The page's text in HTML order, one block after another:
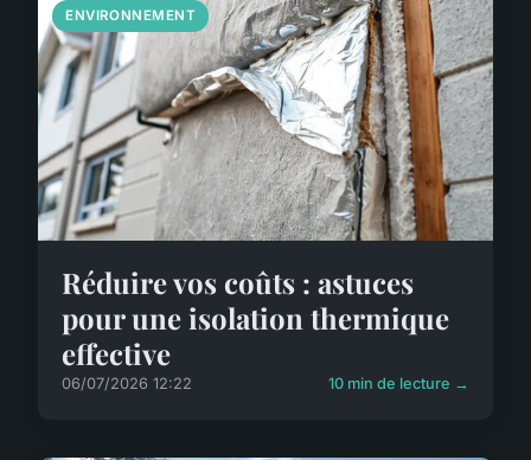
ENVIRONNEMENT
Réduire vos coûts : astuces
pour une isolation thermique
effective
06/07/2026 12:22 10 min de lecture →